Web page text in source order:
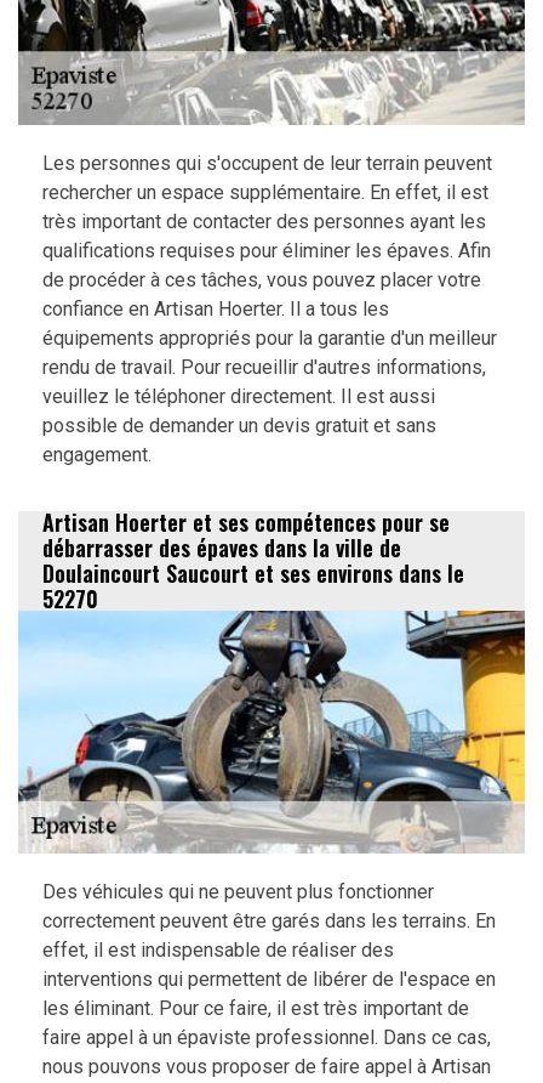
Les personnes qui s'occupent de leur terrain peuvent
rechercher un espace supplémentaire. En effet, il est
très important de contacter des personnes ayant les
qualifications requises pour éliminer les épaves. Afin
de procéder à ces tâches, vous pouvez placer votre
confiance en Artisan Hoerter. Il a tous les
équipements appropriés pour la garantie d'un meilleur
rendu de travail. Pour recueillir d'autres informations,
veuillez le téléphoner directement. Il est aussi
possible de demander un devis gratuit et sans
engagement.
Artisan Hoerter et ses compétences pour se
débarrasser des épaves dans la ville de
Doulaincourt Saucourt et ses environs dans le
52270
Des véhicules qui ne peuvent plus fonctionner
correctement peuvent être garés dans les terrains. En
effet, il est indispensable de réaliser des
interventions qui permettent de libérer de l'espace en
les éliminant. Pour ce faire, il est très important de
faire appel à un épaviste professionnel. Dans ce cas,
nous pouvons vous proposer de faire appel à Artisan